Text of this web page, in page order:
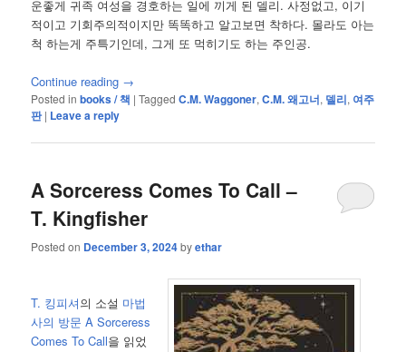
운좋게 귀족 여성을 경호하는 일에 끼게 된 델리. 사정없고, 이기
적이고 기회주의적이지만 똑똑하고 알고보면 착하다. 몰라도 아는
척 하는게 주특기인데, 그게 또 먹히기도 하는 주인공.
Continue reading →
Posted in books / 책 |Tagged C.M. Waggoner,C.M. 왜고너, 델리, 여주
판 | Leave a reply
A Sorceress Comes To Call –
T. Kingfisher
Posted on December 3, 2024byethar
T. 킹피셔의 소설 마법
사의 방문 A Sorceress
Comes To Call을 읽었